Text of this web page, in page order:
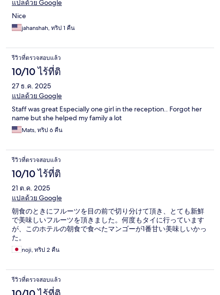
แปลด้วย Google
Nice
jahanshah, ทริป 1 คืน
รีวิวที่ตรวจสอบแล้ว
10/10 ไร้ที่ติ
27 ธ.ค. 2025
แปลด้วย Google
Staff was great Especially one girl in the reception.. Forgot her
name but she helped my family a lot
Mats, ทริป 6 คืน
รีวิวที่ตรวจสอบแล้ว
10/10 ไร้ที่ติ
21 ต.ค. 2025
แปลด้วย Google
朝食のときにフルーツを目の前で切り分けて頂き、とても新鮮
で美味しいフルーツを頂きました。何度もタイに行っています
が、このホテルの朝食で食べたマンゴーが1番甘い美味しいかっ
た。
noji, ทริป 2 คืน
รีวิวที่ตรวจสอบแล้ว